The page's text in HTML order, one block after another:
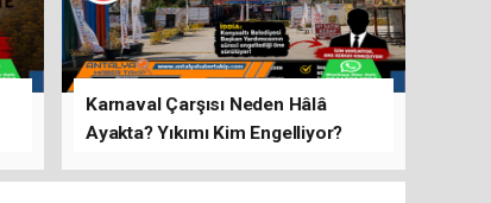
Karnaval Çarşısı Neden Hâlâ
Ayakta? Yıkımı Kim Engelliyor?